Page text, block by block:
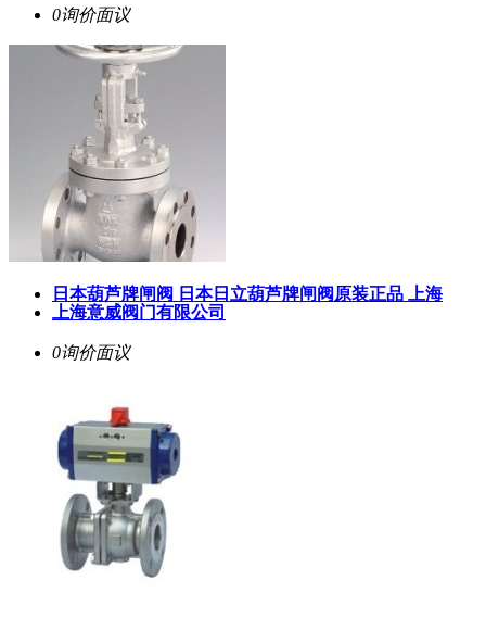
0询价面议
日本葫芦牌闸阀 日本日立葫芦牌闸阀原装正品 上海
上海意威阀门有限公司
0询价面议